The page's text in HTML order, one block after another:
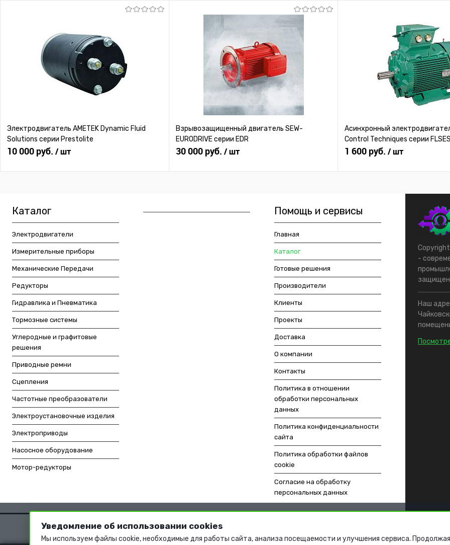
Электродвигатель AMETEK Dynamic Fluid
Solutions серии Prestolite
10 000 руб. / шт
Взрывозащищенный двигатель SEW-
EURODRIVE серии EDR
30 000 руб. / шт
Асинхронный
Control Techniques серии FLSES
1 600 руб. / шт
Каталог
Электродвигатели
Измерительные приборы
Механические Передачи
Редукторы
Гидравлика и Пневматика
Тормозные системы
Углеродные и графитовые
решения
Приводные ремни
Сцепления
Частотные преобразователи
Электроустановочные изделия
Электроприводы
Насосное оборудование
Мотор-редукторы
Помощь и сервисы
Главная
Каталог
Готовые решения
Производители
Клиенты
Проекты
Доставка
О компании
Контакты
Политика в отношении
обработки персональных
данных
Политика конфиденциальности
сайта
Политика обработки файлов
cookie
Согласие на обработку
персональных данных
-
Наш
Уведомление об использовании cookies
Мы используем файлы cookie, необходимые для работы сайта, анализа посещаемости и улучшения сервиса.